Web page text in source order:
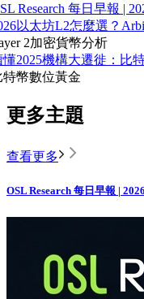
Research 每日早報 |
以太坊L2怎麼選？
2加密貨幣分析
懂2025機構大遷徙：比
特幣數位黃金
更多主題
查看更多
OSL Research 每日早報 |